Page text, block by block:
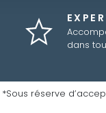
dans
*Sous réserve